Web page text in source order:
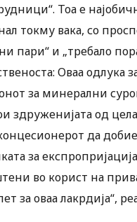
Тоа е
токму вака, со
пари“ и „требало
Оваа
за минерални
здруженијата од
да
за
во корист на
за оваа лакрдија“,